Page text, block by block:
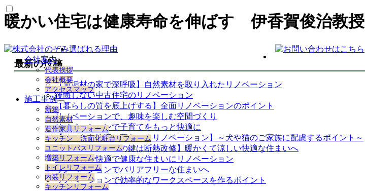
暖かい住宅は健康寿命を伸ばす 伊香賀俊治教授
選ばれる理由
会社案内
代表挨拶
会社概要
アクセスマップ
施工事例
サ
ブ
メ
ニ
ュ
ー
を
展
開
新築
自然素材
造作家具リフォーム
キッチン 洗面化粧台リフォーム
ユニットバスリフォーム
増築リフォーム
トイレリフォーム
内装リフォーム
キッチンリフォーム
最新の投稿
【無垢材の家で深呼吸】自然素材を取り入れたリノベーション
後悔しない中古住宅のリノベーション
【暮らしの質を底上げする】全面リノベーションのポイント
リノベーションで、趣味を楽しむ空間づくり
リノベーションで子育てをもっと快適に
【ペットも快適に暮らせるリノベーション】～犬や猫のご家族に配慮するポイント～
【リノベーションの鍵は断熱改修】暖かくて涼しい快適な住まいへ
自然素材で快適で健康な住まいにリノベーション
リノベーションでバリアフリーな住まいへ
リノベーションで効率的なワークスペースを作るポイント